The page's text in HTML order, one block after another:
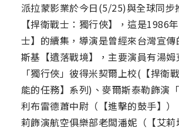
派拉蒙影業於今日(5/25)與全球同步
【捍衛戰士：獨行俠】，這是1986
士】的續集，導演是曾經來台灣宣傳
斯基【遺落戰境】，主要演員有湯姆
「獨行俠」彼得米契爾上校(【捍衛
能的任務】系列)、麥爾斯泰勒飾演
利布雷德蕭中尉（【進擊的鼓手】）
莉飾演航空俱樂部老闆潘妮（【艾莉